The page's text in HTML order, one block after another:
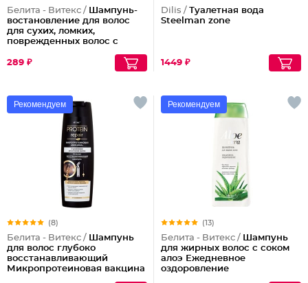
Белита - Витекс / Шампунь-
востановление для волос
для сухих, ломких,
поврежденных волос с
289 ₽
Dilis / Туалетная вода
Steelman zone
1449 ₽
Рекомендуем
(8)
Белита - Витекс / Шампунь
для волос глубоко
восстанавливающий
Микропротеиновая вакцина
Рекомендуем
(13)
Белита - Витекс / Шампунь
для жирных волос с соком
алоэ Ежедневное
оздоровление